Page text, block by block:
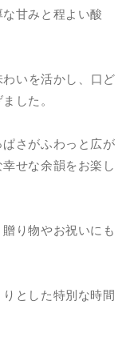
甘みと程よい酸
いを活かし、口ど
した。
さがふわっと広が
せな余韻をお楽し
り物やお祝いにも
とした特別な時間